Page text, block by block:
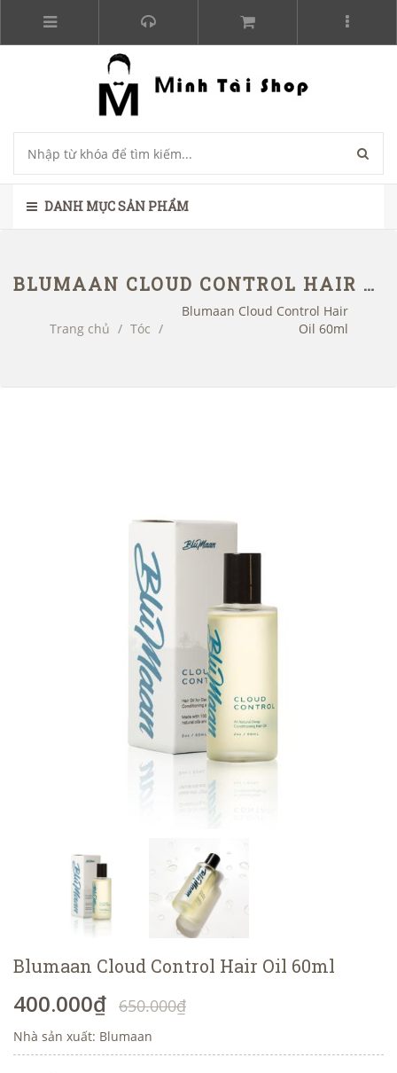
DANH MỤC SẢN PHẨM
BLUMAAN CLOUD CONTROL HAIR OIL 60ML
Trang chủ / Tóc /
Blumaan Cloud Control Hair
Oil 60ml
Blumaan Cloud Control Hair Oil 60ml
400.000₫ 650.000₫
Nhà sản xuất: Blumaan